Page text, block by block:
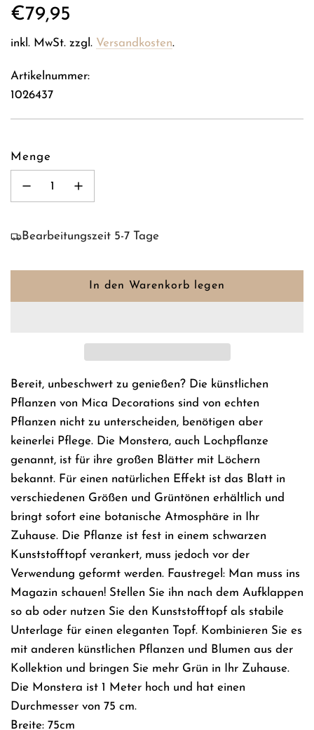
Regulärer
Preis
€79,95
inkl. MwSt. zzgl. Versandkosten.
Artikelnummer:
1026437
Menge
Bearbeitungszeit 5-7 Tage
In den Warenkorb legen
e
n
.
.
.
Bereit, unbeschwert zu genießen? Die künstlichen
Pflanzen von Mica Decorations sind von echten
Pflanzen nicht zu unterscheiden, benötigen aber
keinerlei Pflege. Die Monstera, auch Lochpflanze
genannt, ist für ihre großen Blätter mit Löchern
bekannt. Für einen natürlichen Effekt ist das Blatt in
verschiedenen Größen und Grüntönen erhältlich und
bringt sofort eine botanische Atmosphäre in Ihr
Zuhause. Die Pflanze ist fest in einem schwarzen
Kunststofftopf verankert, muss jedoch vor der
Verwendung geformt werden. Faustregel: Man muss ins
Magazin schauen! Stellen Sie ihn nach dem Aufklappen
so ab oder nutzen Sie den Kunststofftopf als stabile
Unterlage für einen eleganten Topf. Kombinieren Sie es
mit anderen künstlichen Pflanzen und Blumen aus der
Kollektion und bringen Sie mehr Grün in Ihr Zuhause.
Die Monstera ist 1 Meter hoch und hat einen
Durchmesser von 75 cm.
Breite: 75cm